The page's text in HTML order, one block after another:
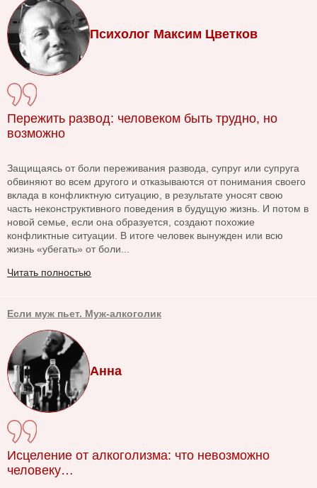
Психолог Максим Цветков
Пережить развод: человеком быть трудно, но
возможно
Защищаясь от боли переживания развода, супруг или супруга
обвиняют во всем другого и отказываются от понимания своего
вклада в конфликтную ситуацию, в результате уносят свою
часть неконструктивного поведения в будущую жизнь. И потом в
новой семье, если она образуется, создают похожие
конфликтные ситуации. В итоге человек вынужден или всю
жизнь «убегать» от боли...
Читать полностью
Если муж пьет. Муж-алкоголик
Анна
Исцеление от алкоголизма: что невозможно
человеку…